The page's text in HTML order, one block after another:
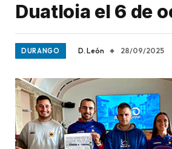
Duatloia el 6 de
DURANGO D. León 28/09/2025